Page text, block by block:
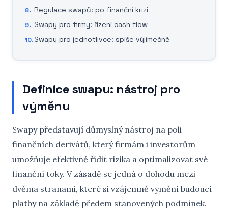
Regulace swapů: po finanční krizi
Swapy pro firmy: řízení cash flow
Swapy pro jednotlivce: spíše výjimečně
Definice swapu: nástroj pro
výměnu
Swapy představují důmyslný nástroj na poli
finančních derivátů, který firmám i investorům
umožňuje efektivně řídit rizika a optimalizovat své
finanční toky. V zásadě se jedná o dohodu mezi
dvěma stranami, které si vzájemně vymění budoucí
platby na základě předem stanovených podmínek.